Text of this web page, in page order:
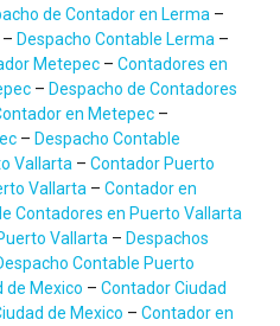
de Contador en Lerma –
– Despacho Contable Lerma –
Metepec – Contadores en
– Despacho de Contadores
en Metepec –
– Despacho Contable
Vallarta – Contador Puerto
Vallarta – Contador en
Contadores en Puerto Vallarta
Vallarta – Despachos
Contable Puerto
de Mexico – Contador Ciudad
de Mexico – Contador en